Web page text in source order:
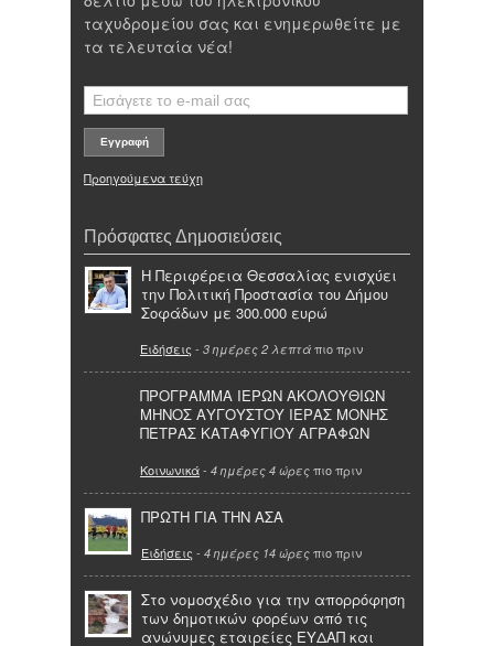
ταχυδρομείου σας και ενημερωθείτε με
τα τελευταία νέα!
Προηγούμενα τεύχη
Πρόσφατες Δημοσιεύσεις
Η Περιφέρεια Θεσσαλίας ενισχύει
την Πολιτική Προστασία του Δήμου
Σοφάδων με 300.000 ευρώ
Ειδήσεις - 3 ημέρες 2 λεπτά πιο πριν
ΠΡΟΓΡΑΜΜΑ ΙΕΡΩΝ ΑΚΟΛΟΥΘΙΩΝ
ΜΗΝΟΣ ΑΥΓΟΥΣΤΟΥ ΙΕΡΑΣ ΜΟΝΗΣ
ΠΕΤΡΑΣ ΚΑΤΑΦΥΓΙΟΥ ΑΓΡΑΦΩΝ
Κοινωνικά- 4 ημέρες 4 ώρες πιο πριν
ΠΡΩΤΗ ΓΙΑ ΤΗΝ ΑΣΑ
Ειδήσεις - 4 ημέρες 14 ώρες πιο πριν
Στο νομοσχέδιο για την απορρόφηση
των δημοτικών φορέων από τις
ανώνυμες εταιρείες ΕΥΔΑΠ και